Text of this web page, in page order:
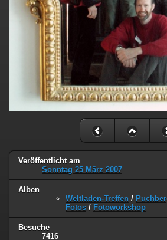
Veröffentlicht am
Sonntag 25 März 2007
Alben
Weltladen-Treffen /
Fotos / Fotoworkshop
Besuche
7416